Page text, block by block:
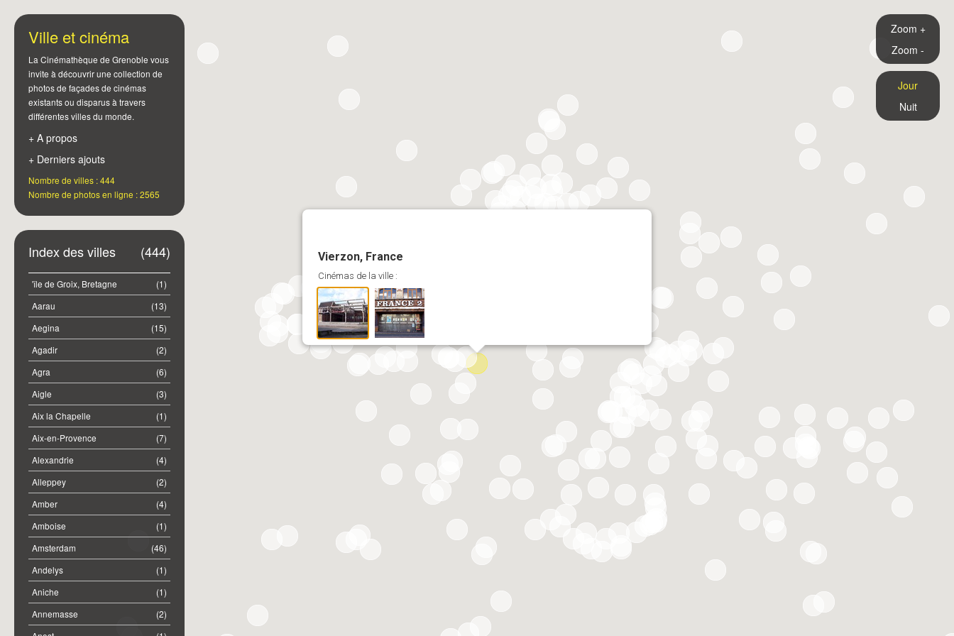
Vierzon, France
Cinémas de la ville :
Ville et cinéma
La Cinémathèque de Grenoble vous
invite à découvrir une collection de
photos de façades de cinémas
existants ou disparus à travers
différentes villes du monde.
+ A propos
+ Derniers ajouts
Nombre de villes : 444
Nombre de photos en ligne : 2565
(444)
Index des villes
(1)
'île de Groix, Bretagne
(13)
Aarau
(15)
Aegina
(2)
Agadir
(6)
Agra
(3)
Aigle
(1)
Aix la Chapelle
(7)
Aix-en-Provence
(4)
Alexandrie
(2)
Alleppey
(4)
Amber
(1)
Amboise
(46)
Amsterdam
(1)
Andelys
(1)
Aniche
(2)
Annemasse
Zoom +
Zoom -
Jour
Nuit